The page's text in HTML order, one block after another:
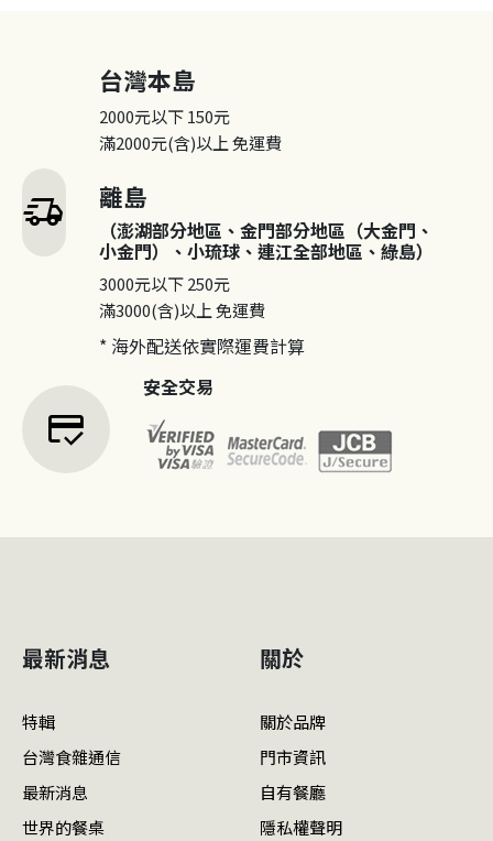
delivery_truck_speed
台灣本島
2000元以下150元
滿2000元(含)以上免運費
離島
（澎湖部分地區、金門部分地區（大金門、
小金門）、小琉球、連江全部地區、綠島）
3000元以下250元
滿3000(含)以上免運費
* 海外配送依實際運費計算
credit_score
安全交易
最新消息
特輯
台灣食雜通信
最新消息
世界的餐桌
關於
關於品牌
門市資訊
自有餐廳
隱私權聲明